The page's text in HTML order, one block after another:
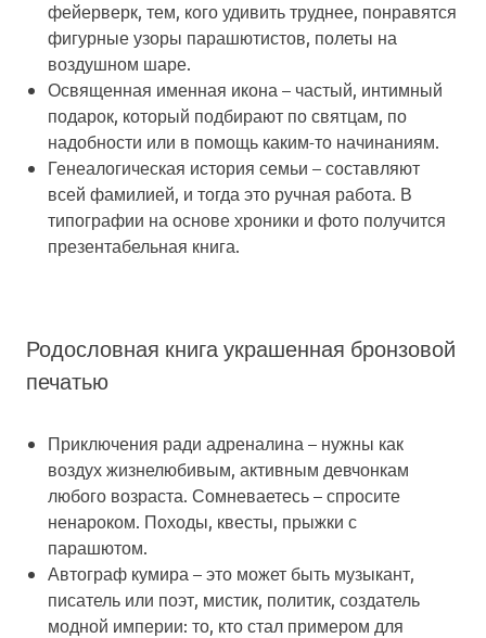
фейерверк, тем, кого удивить труднее, понравятся
фигурные узоры парашютистов, полеты на
воздушном шаре.
Освященная именная икона – частый, интимный
подарок, который подбирают по святцам, по
надобности или в помощь каким-то начинаниям.
Генеалогическая история семьи – составляют
всей фамилией, и тогда это ручная работа. В
типографии на основе хроники и фото получится
презентабельная книга.
Родословная книга украшенная бронзовой
печатью
Приключения ради адреналина – нужны как
воздух жизнелюбивым, активным девчонкам
любого возраста. Сомневаетесь – спросите
ненароком. Походы, квесты, прыжки с
парашютом.
Автограф кумира – это может быть музыкант,
писатель или поэт, мистик, политик, создатель
модной империи: то, кто стал примером для